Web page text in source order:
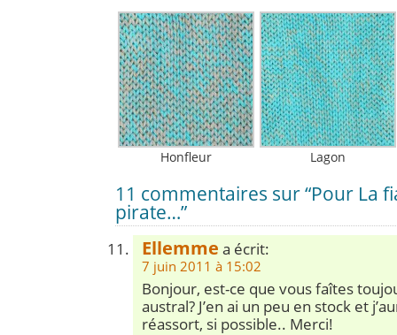
Honfleur Lagon
11 commentaires sur “Pour La
pirate…”
Ellemme a écrit:
7 juin 2011 à 15:02
Bonjour, est-ce que vous faîtes
austral? J’en ai un peu en stock et
réassort, si possible.. Merci!